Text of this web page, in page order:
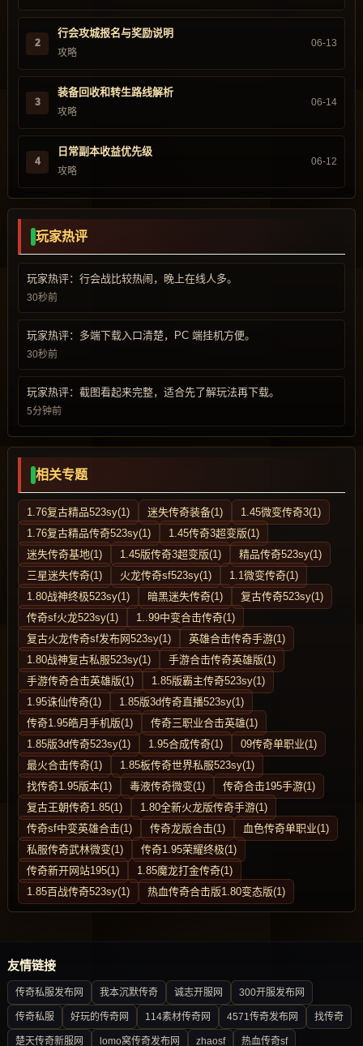
2
行会攻城报名与奖励说明
攻略
06-13
3
装备回收和转生路线解析
攻略
06-14
4
日常副本收益优先级
攻略
06-12
玩家热评
玩家热评：行会战比较热闹，晚上在线人多。
30秒前
玩家热评：多端下载入口清楚，PC 端挂机方便。
30秒前
玩家热评：截图看起来完整，适合先了解玩法再下载。
5分钟前
相关专题
1.76复古精品523sy(1) 迷失传奇装备(1)
1.45微变传奇3(1)
1.76复古精品传奇523sy(1)
1.45传奇3超变版(1)
迷失传奇基地(1)
1.45版传奇3超变版(1)
精品传奇523sy(1)
三星迷失传奇(1)
火龙传奇sf523sy(1)
1.1微变传奇(1)
1.80战神终极523sy(1)
暗黑迷失传奇(1)
复古传奇523sy(1)
传奇sf火龙523sy(1)
1..99中变合击传奇(1)
复古火龙传奇sf发布网523sy(1)
英雄合击传奇手游(1)
1.80战神复古私服523sy(1)
手游合击传奇英雄版(1)
手游传奇合击英雄版(1)
1.85版霸主传奇523sy(1)
1.95诛仙传奇(1)
1.85版3d传奇直播523sy(1)
传奇1.95皓月手机版(1)
传奇三职业合击英雄(1)
1.85版3d传奇523sy(1)
1.95合成传奇(1)
09传奇单职业(1)
最火合击传奇(1)
1.85板传奇世界私服523sy(1)
找传奇1.95版本(1)
毒液传奇微变(1)
传奇合击195手游(1)
复古王朝传奇1.85(1)
1.80全新火龙版传奇手游(1)
传奇sf中变英雄合击(1)
传奇龙版合击(1)
血色传奇单职业(1)
私服传奇武林微变(1)
传奇1.95荣耀终极(1)
传奇新开网站195(1)
1.85魔龙打金传奇(1)
1.85百战传奇523sy(1)
热血传奇合击版1.80变态版(1)
友情链接
传奇私服发布网 我本沉默传奇 诚志开服网 300开服发布网
传奇私服 好玩的传奇网 114素材传奇网 4571传奇发布网 找传奇
楚天传奇新服网 lomo窝传奇发布网 zhaosf 热血传奇sf